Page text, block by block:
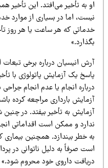
به تأخیر می‌افتد. این تأخیر
اما در بسیاری از موارد
که هر ساعت یا هر روز تأخیر در
انیسیان درباره برخی تبعات
یک آزمایش پاتولوژی با تأخیر
انجام یا عدم انجام جراحی به
بارداری مراجعه کرده باشد و
به تأخیر بیفتد. در چنین
و ممکن است اقداماتی انجام
خطر بیندازد. همچنین بیماری که
صرفاً به دلیل ناتوانی در پرداخت
داروی خود محروم شود.»